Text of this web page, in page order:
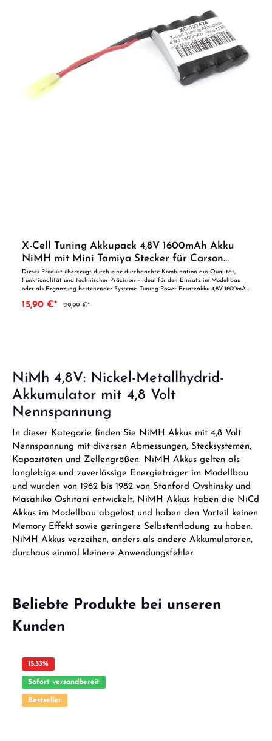
X-Cell Tuning Akkupack 4,8V 1600mAh Akku
NiMH mit Mini Tamiya Stecker für Carson
Radlader ...
Dieses Produkt überzeugt durch eine durchdachte Kombination aus Qualität,
Funktionalität und technischer Präzision – ideal für den Einsatz im Modellbau
oder als Ergänzung bestehender Systeme. Tuning Power Ersatzakku 4,8V 1600mAh
4,8V/ 1600mAh NiMH Akku mit Mini Tamiya Stecker. !!! JETZT DOPPELT
15,90 €* 29,99 €*
NiMh 4,8V: Nickel-Metallhydrid-
Akkumulator mit 4,8 Volt
Nennspannung
In dieser Kategorie finden Sie NiMH Akkus mit 4,8 Volt
Nennspannung mit diversen Abmessungen, Stecksystemen,
Kapazitäten und Zellengrößen. NiMH Akkus gelten als
langlebige und zuverlässige Energieträger im Modellbau
und wurden von 1962 bis 1982 von Stanford Ovshinsky und
Masahiko Oshitani entwickelt. NiMH Akkus haben die NiCd
Akkus im Modellbau abgelöst und haben den Vorteil keinen
Memory Effekt sowie geringere Selbstentladung zu haben.
NiMH Akkus verzeihen, anders als andere Akkumulatoren,
durchaus einmal kleinere Anwendungsfehler.
Beliebte Produkte bei unseren
Kunden
15.33%
Sofort versandbereit
Bestseller